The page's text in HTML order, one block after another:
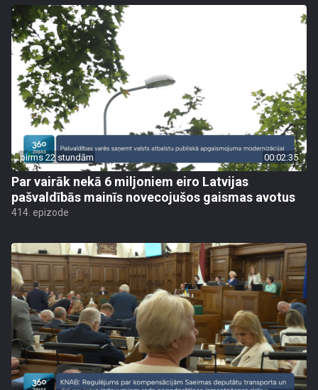
pirms 22 stundām 00:02:35
Par vairāk nekā 6 miljoniem eiro Latvijas
pašvaldībās mainīs novecojušos gaismas avotus
414. epizode